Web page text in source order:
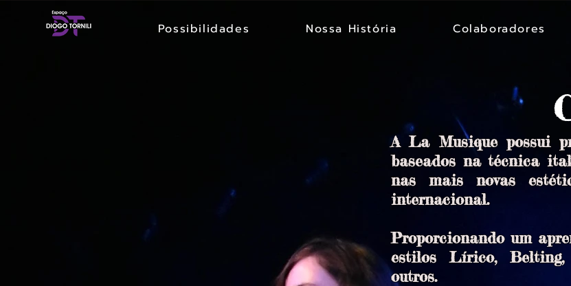
Possibilidades Nossa História Colaboradores
A La Musique possui
baseados na técnica
nas mais novas
internacional.
Proporcionando um
estilos Lírico,
outros.